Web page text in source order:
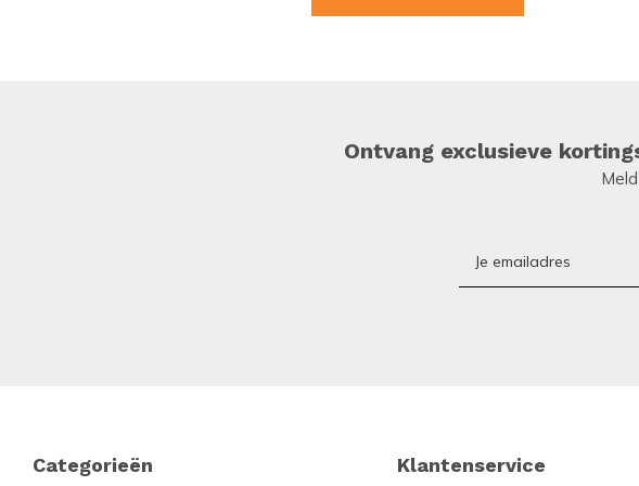
Ontvang exclusieve
Footer
Categorieën Klantenservice